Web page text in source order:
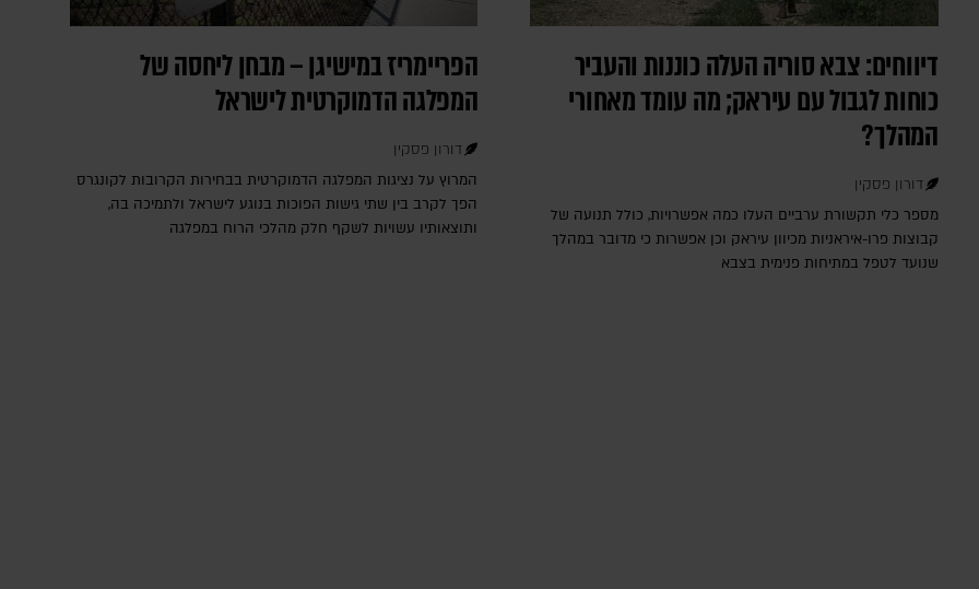
דיווחים: צבא סוריה העלה כוננות והעביר
כוחות לגבול עם עיראק; מה עומד מאחורי
המהלך?
דורון פסקין
מספר כלי תקשורת ערביים העלו כמה אפשרויות, כולל תנועה של
קבוצות פרו-איראניות מכיוון עיראק וכן אפשרות כי מדובר במהלך
שנועד לטפל במתיחות פנימית בצבא
הפריימריז במישיגן – מבחן ליחסה של
המפלגה הדמוקרטית לישראל
דורון פסקין
המרוץ על נציגות המפלגה הדמוקרטית בבחירות הקרובות לקונגרס
הפך לקרב בין שתי גישות הפוכות בנוגע לישראל ולתמיכה בה,
ותוצאותיו עשויות לשקף חלק מהלכי הרוח במפלגה